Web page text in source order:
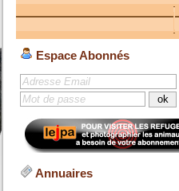
Espace Abonnés
Annuaires